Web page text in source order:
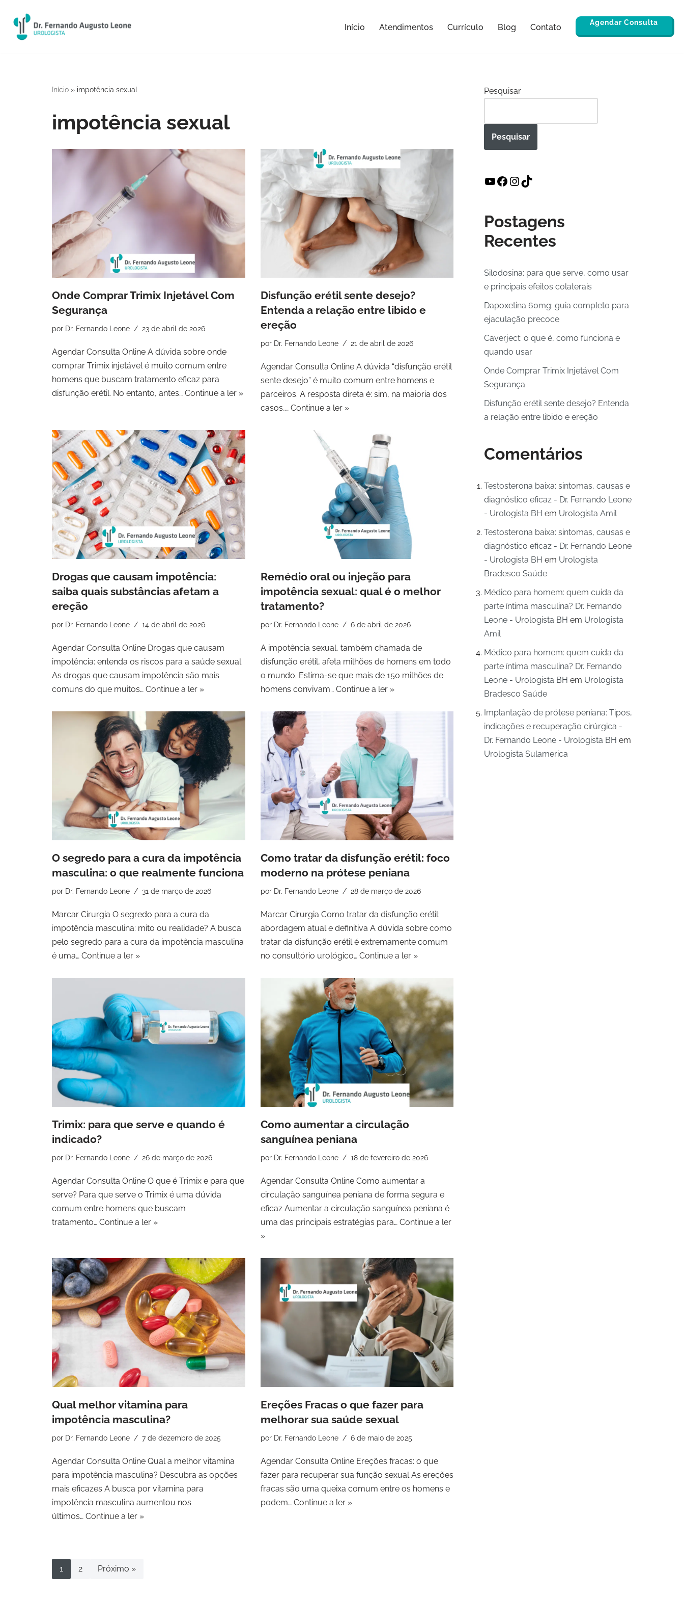
Pular
para
Início Atendimentos Currículo Blog Contato Agendar Consulta
Início » impotência sexual
impotência sexual
Onde Comprar Trimix Injetável Com
Segurança
por Dr. Fernando Leone 23 de abril de 2026
Agendar Consulta Online A dúvida sobre onde
comprar Trimix injetável é muito comum entre
homens que buscam tratamento eficaz para
disfunção erétil. No entanto, antes… Continue a ler »
Disfunção erétil sente desejo?
Entenda a relação entre libido e
ereção
por Dr. Fernando Leone 21 de abril de 2026
Agendar Consulta Online A dúvida “disfunção erétil
sente desejo” é muito comum entre homens e
parceiros. A resposta direta é: sim, na maioria dos
casos,… Continue a ler »
Drogas que causam impotência:
saiba quais substâncias afetam a
ereção
por Dr. Fernando Leone 14 de abril de 2026
Agendar Consulta Online Drogas que causam
impotência: entenda os riscos para a saúde sexual
As drogas que causam impotência são mais
comuns do que muitos… Continue a ler »
Remédio oral ou injeção para
impotência sexual: qual é o melhor
tratamento?
por Dr. Fernando Leone 6 de abril de 2026
A impotência sexual, também chamada de
disfunção erétil, afeta milhões de homens em todo
o mundo. Estima-se que mais de 150 milhões de
homens convivam… Continue a ler »
O segredo para a cura da impotência
masculina: o que realmente funciona
por Dr. Fernando Leone 31 de março de 2026
Marcar Cirurgia O segredo para a cura da
impotência masculina: mito ou realidade? A busca
pelo segredo para a cura da impotência masculina
é uma… Continue a ler »
Como tratar da disfunção erétil: foco
moderno na prótese peniana
por Dr. Fernando Leone 28 de março de 2026
Marcar Cirurgia Como tratar da disfunção erétil:
abordagem atual e definitiva A dúvida sobre como
tratar da disfunção erétil é extremamente comum
no consultório urológico… Continue a ler »
Trimix: para que serve e quando é
indicado?
por Dr. Fernando Leone 26 de março de 2026
Agendar Consulta Online O que é Trimix e para que
serve? Para que serve o Trimix é uma dúvida
comum entre homens que buscam
tratamento… Continue a ler »
Como aumentar a circulação
sanguínea peniana
por Dr. Fernando Leone 18 de fevereiro de 2026
Agendar Consulta Online Como aumentar a
circulação sanguínea peniana de forma segura e
eficaz Aumentar a circulação sanguínea peniana é
uma das principais estratégias para… Continue a ler
»
Qual melhor vitamina para
impotência masculina?
por Dr. Fernando Leone 7 de dezembro de 2025
Agendar Consulta Online Qual a melhor vitamina
para impotência masculina? Descubra as opções
mais eficazes A busca por vitamina para
impotência masculina aumentou nos
últimos… Continue a ler »
Ereções Fracas o que fazer para
melhorar sua saúde sexual
por Dr. Fernando Leone 6 de maio de 2025
Agendar Consulta Online Ereções fracas: o que
fazer para recuperar sua função sexual As ereções
fracas são uma queixa comum entre os homens e
podem… Continue a ler »
1 2 Próximo »
Pesquisar
Pesquisar
Postagens
Recentes
Silodosina: para que serve, como usar
e principais efeitos colaterais
Dapoxetina 60mg: guia completo para
ejaculação precoce
Caverject: o que é, como funciona e
quando usar
Onde Comprar Trimix Injetável Com
Segurança
Disfunção erétil sente desejo? Entenda
a relação entre libido e ereção
Comentários
Testosterona baixa: sintomas, causas e
diagnóstico eficaz - Dr. Fernando Leone
- Urologista BH em Urologista Amil
Testosterona baixa: sintomas, causas e
diagnóstico eficaz - Dr. Fernando Leone
- Urologista BH em Urologista
Bradesco Saúde
Médico para homem: quem cuida da
parte íntima masculina? Dr. Fernando
Leone - Urologista BH em Urologista
Amil
Médico para homem: quem cuida da
parte íntima masculina? Dr. Fernando
Leone - Urologista BH em Urologista
Bradesco Saúde
Implantação de prótese peniana: Tipos,
indicações e recuperação cirúrgica -
Dr. Fernando Leone - Urologista BH em
Urologista Sulamerica